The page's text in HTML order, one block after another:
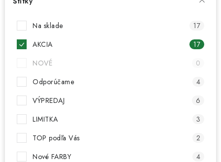
Na sklade
17
AKCIA
17
NOVÉ
0
Odporúčame
4
VÝPREDAJ
6
LIMITKA
3
TOP podľa Vás
2
Nové FARBY
4